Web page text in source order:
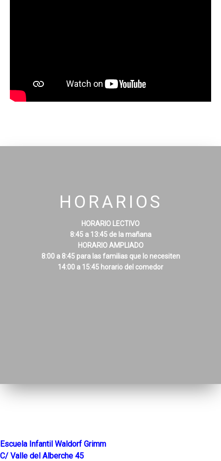
HORARIOS
HORARIO LECTIVO
8:45 a 13:45 de la mañana
HORARIO AMPLIADO
8:00 a 8:45 para las familias que lo necesiten
14:00 a 15:45 horario del comedor
Escuela Infantil Waldorf Grimm
C/ Valle del Alberche 45